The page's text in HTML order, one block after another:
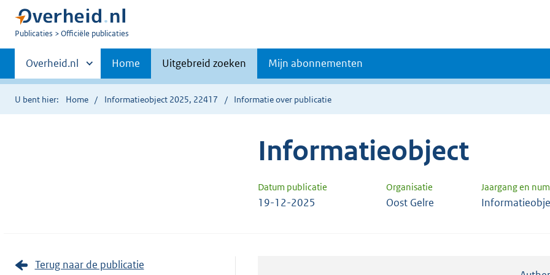
U
Publicaties Officiële publicaties
Primaire
navigatie
Andere
sites
binnen
Overheid.nl Home Uitgebreid zoeken Mijn abonnementen
U bent hier: Home Informatieobject 2025, 22417 Informatie over publicatie
Informatieobject
Datum publicatie Organisatie Jaargang en
19-12-2025 Oost Gelre
Terug naar de publicatie